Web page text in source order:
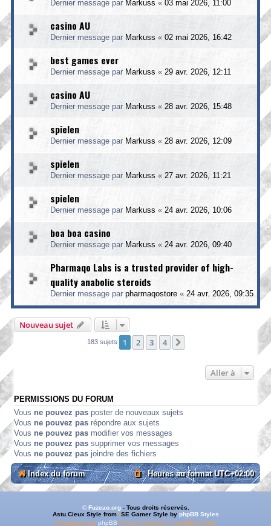
Dernier message par Markuss « 03 mai 2026, 11:00
casino AU
Dernier message par Markuss « 02 mai 2026, 16:42
best games ever
Dernier message par Markuss « 29 avr. 2026, 12:11
casino AU
Dernier message par Markuss « 28 avr. 2026, 15:48
spielen
Dernier message par Markuss « 28 avr. 2026, 12:09
spielen
Dernier message par Markuss « 27 avr. 2026, 11:21
spielen
Dernier message par Markuss « 24 avr. 2026, 10:06
boa boa casino
Dernier message par Markuss « 24 avr. 2026, 09:40
Pharmaqo Labs is a trusted provider of high-
quality anabolic steroids
Dernier message par pharmaqostore « 24 avr. 2026, 09:35
Nouveau sujet
183 sujets 1 2 3 4
Aller à
PERMISSIONS DU FORUM
Vous ne pouvez pas poster de nouveaux sujets
Vous ne pouvez pas répondre aux sujets
Vous ne pouvez pas modifier vos messages
Vous ne pouvez pas supprimer vos messages
Vous ne pouvez pas joindre des fichiers
Index du forum Heures au formatUTC+02:00
© Fuzeao.org- Tous droits réservés.
Astu.Cieux Style from *SE Gamer Style by phpBB Styles
Développé parphpBB® Forum Software © phpBB Limited